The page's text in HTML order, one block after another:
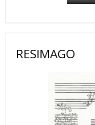
RESIMAGO